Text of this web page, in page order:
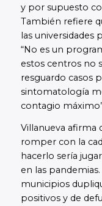
y por supuesto
También refiere
las
“No es un
estos centros no
resguardo casos
sintomatología
contagio
Villanueva afirma
romper con la
hacerlo sería
en las
municipios
positivos y de